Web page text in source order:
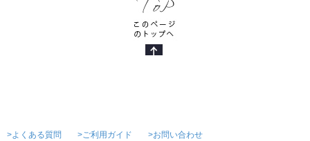
>よくある質問 >ご利用ガイド >お問い合わせ